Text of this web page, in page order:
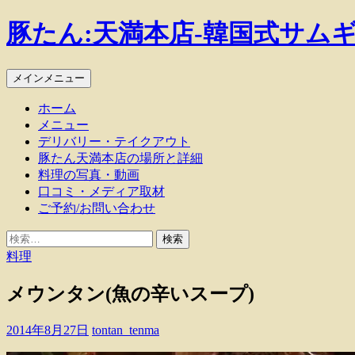
豚たん:天満本店-韓国式サム
検
索
メインメニュー コ
ツ
へ
ス
キ
ッ
ホーム
メニュー
デリバリー・テイクアウト
豚たん天満本店の場所と詳細
料理の写真・動画
口コミ・メディア取材
ご予約/お問い合わせ
検
索:
料理
メウンタン(魚の辛いスープ)
2014年8月27日 tontan_tenma